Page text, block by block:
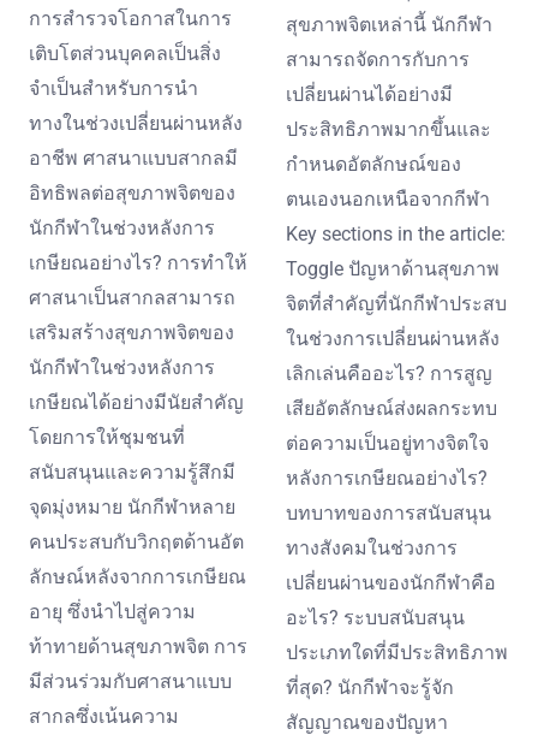
การสำรวจโอกาสในการ
เติบโตส่วนบุคคลเป็นสิ่ง
จำเป็นสำหรับการนำ
ทางในช่วงเปลี่ยนผ่านหลัง
อาชีพ ศาสนาแบบสากลมี
อิทธิพลต่อสุขภาพจิตของ
นักกีฬาในช่วงหลังการ
เกษียณอย่างไร? การทำให้
ศาสนาเป็นสากลสามารถ
เสริมสร้างสุขภาพจิตของ
นักกีฬาในช่วงหลังการ
เกษียณได้อย่างมีนัยสำคัญ
โดยการให้ชุมชนที่
สนับสนุนและความรู้สึกมี
จุดมุ่งหมาย นักกีฬาหลาย
คนประสบกับวิกฤตด้านอัต
ลักษณ์หลังจากการเกษียณ
อายุ ซึ่งนำไปสู่ความ
ท้าทายด้านสุขภาพจิต การ
มีส่วนร่วมกับศาสนาแบบ
สากลซึ่งเน้นความ
สุขภาพจิตเหล่านี้ นักกีฬา
สามารถจัดการกับการ
เปลี่ยนผ่านได้อย่างมี
ประสิทธิภาพมากขึ้นและ
กำหนดอัตลักษณ์ของ
ตนเองนอกเหนือจากกีฬา
Key sections in the article:
Toggle ปัญหาด้านสุขภาพ
จิตที่สำคัญที่นักกีฬาประสบ
ในช่วงการเปลี่ยนผ่านหลัง
เลิกเล่นคืออะไร? การสูญ
เสียอัตลักษณ์ส่งผลกระทบ
ต่อความเป็นอยู่ทางจิตใจ
หลังการเกษียณอย่างไร?
บทบาทของการสนับสนุน
ทางสังคมในช่วงการ
เปลี่ยนผ่านของนักกีฬาคือ
อะไร? ระบบสนับสนุน
ประเภทใดที่มีประสิทธิภาพ
ที่สุด? นักกีฬาจะรู้จัก
สัญญาณของปัญหา